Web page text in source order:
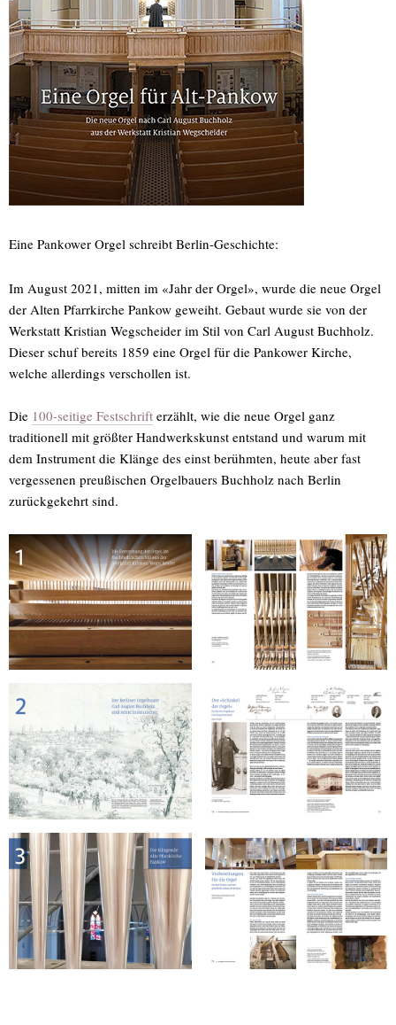
Eine Pankower Orgel schreibt Berlin-Geschichte:
Im August 2021, mitten im «Jahr der Orgel», wurde die neue Orgel
der Alten Pfarrkirche Pankow geweiht. Gebaut wurde sie von der
Werkstatt Kristian Wegscheider im Stil von Carl August Buchholz.
Dieser schuf bereits 1859 eine Orgel für die Pankower Kirche,
welche allerdings verschollen ist.
Die 100-seitige Festschrift erzählt, wie die neue Orgel ganz
traditionell mit größter Handwerkskunst entstand und warum mit
dem Instrument die Klänge des einst berühmten, heute aber fast
vergessenen preußischen Orgelbauers Buchholz nach Berlin
zurückgekehrt sind.